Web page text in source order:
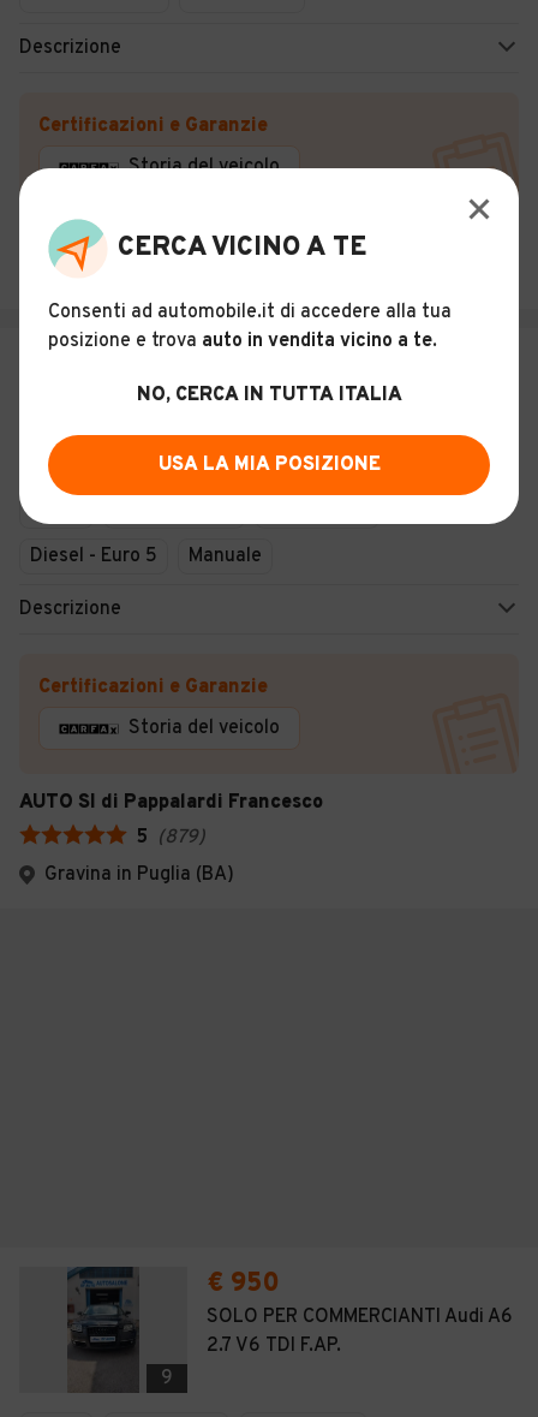
Descrizione
Certificazioni e Garanzie
Storia del veicolo
SEGRETO AUTO di Segreto Giacomo
Altamura (BA)
6
Fiat Punto Evo 1.3 Mjet - 75cv
Usato
Diesel - Euro 5
Manuale
Descrizione
Certificazioni e Garanzie
Storia del veicolo
AUTO SI di Pappalardi Francesco
5 (879)
Gravina in Puglia (BA)
9
€ 950
SOLO PER COMMERCIANTI Audi A6
2.7 V6 TDI F.AP.
CERCA VICINO A TE
Consenti ad automobile.it di accedere alla tua
posizione e trova auto in vendita vicino a te.
NO, CERCA IN TUTTA ITALIA
USA LA MIA POSIZIONE